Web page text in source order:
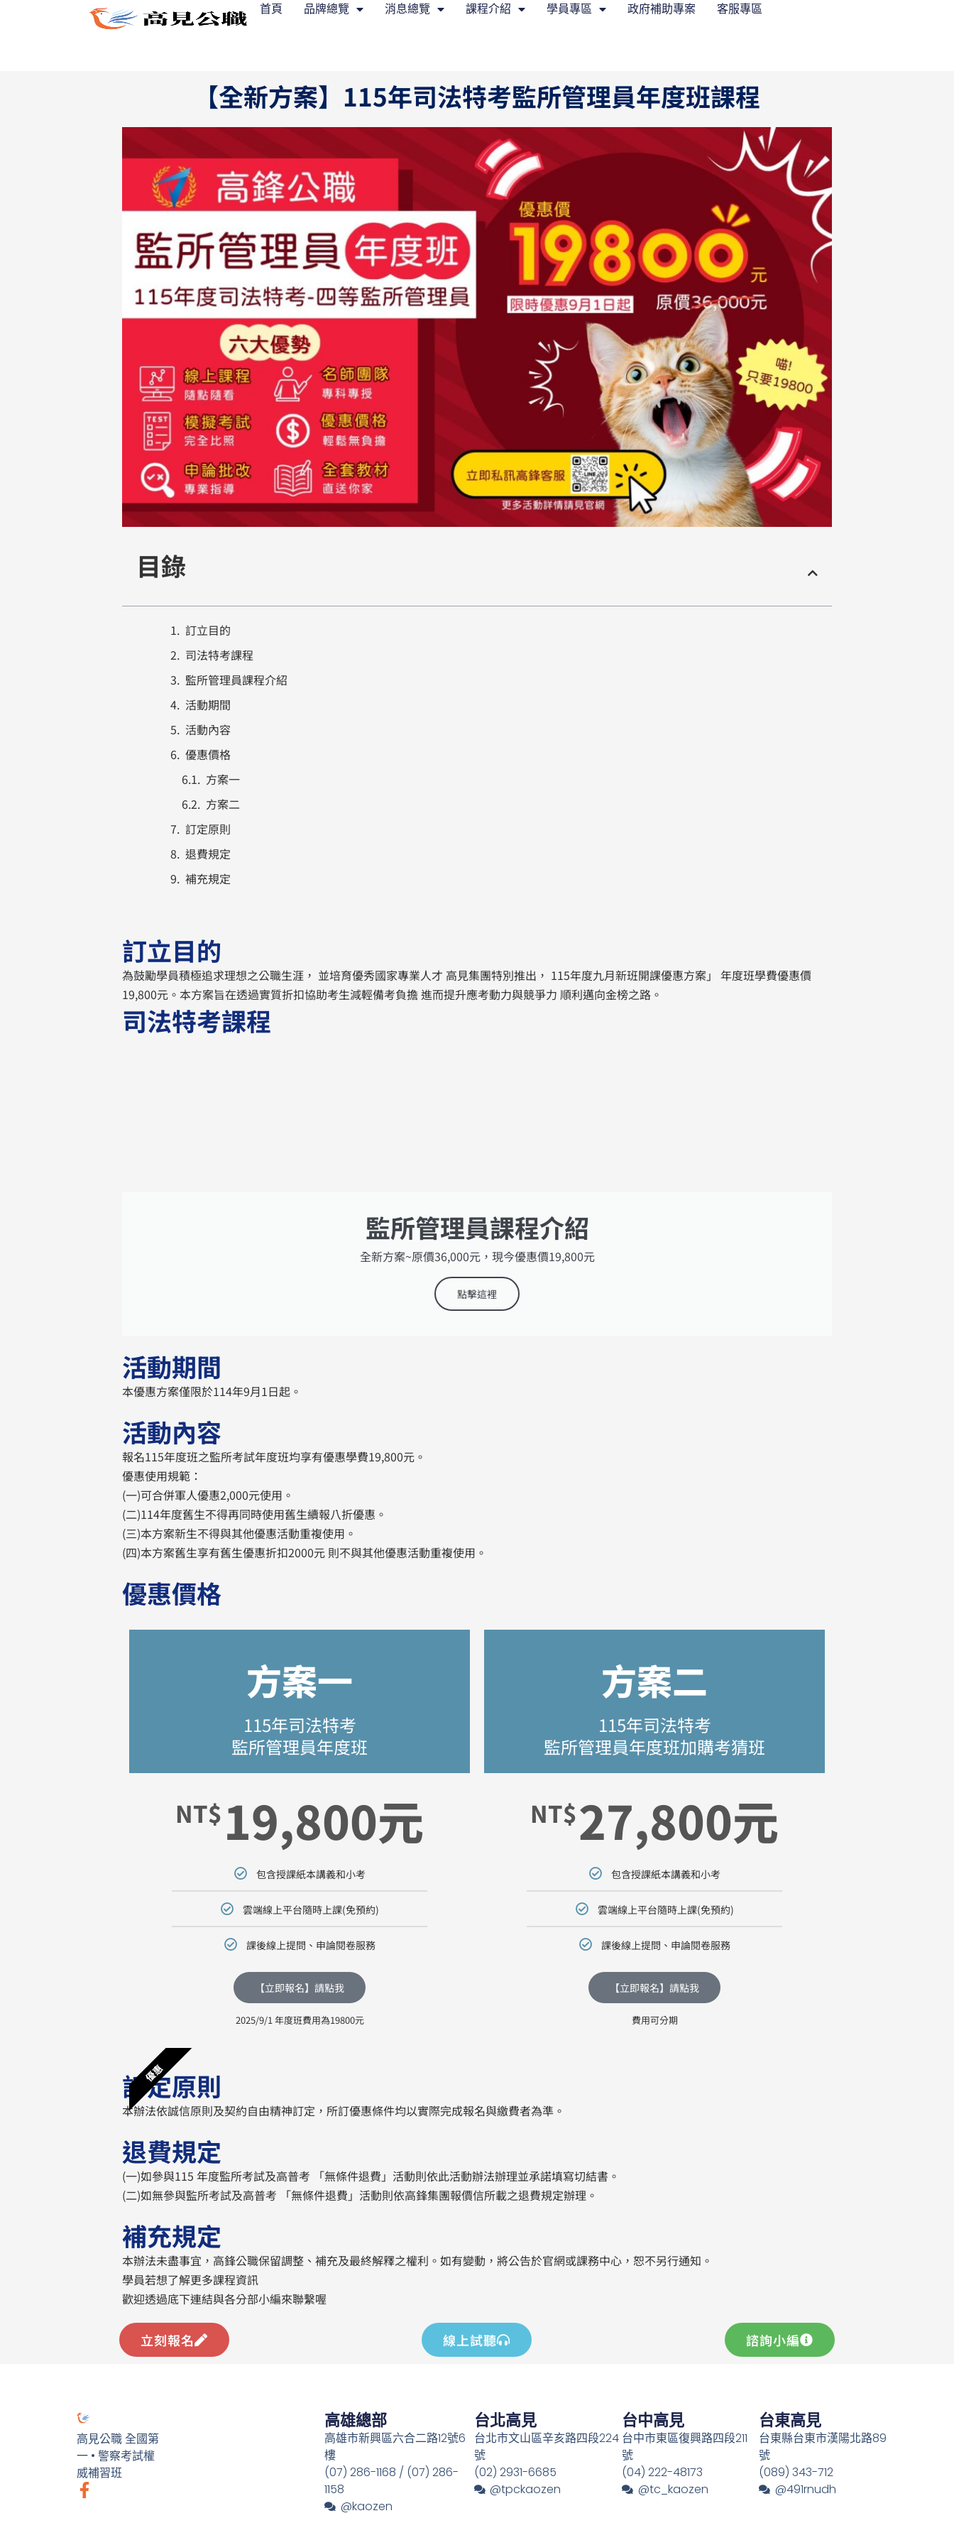
首頁 品牌總覽 消息總覽 課程介紹 學員專區 政府補助專案 客服專區
【全新方案】115年司法特考監所管理員年度班課程
目錄
訂立目的
司法特考課程
監所管理員課程介紹
活動期間
活動內容
優惠價格
方案一
方案二
訂定原則
退費規定
補充規定
訂立目的
為鼓勵學員積極追求理想之公職生涯， 並培育優秀國家專業人才 高見集團特別推出， 115年度九月新班開課優惠方案」 年度班學費優惠價
19,800元。本方案旨在透過實質折扣協助考生減輕備考負擔 進而提升應考動力與競爭力 順利邁向金榜之路。
司法特考課程
監所管理員課程介紹
全新方案~原價36,000元，現今優惠價19,800元
點擊這裡
活動期間
本優惠方案僅限於114年9月1日起。
活動內容
報名115年度班之監所考試年度班均享有優惠學費19,800元。
優惠使用規範：
(一)可合併軍人優惠2,000元使用。
(二)114年度舊生不得再同時使用舊生續報八折優惠。
(三)本方案新生不得與其他優惠活動重複使用。
(四)本方案舊生享有舊生優惠折扣2000元 則不與其他優惠活動重複使用。
優惠價格
方案一
115年司法特考
監所管理員年度班
NT$19,800元
包含授課紙本講義和小考
雲端線上平台隨時上課(免預約)
課後線上提問、申論閱卷服務
【立即報名】請點我
2025/9/1 年度班費用為19800元
優惠
方案二
115年司法特考
監所管理員年度班加購考猜班
NT$27,800元
包含授課紙本講義和小考
雲端線上平台隨時上課(免預約)
課後線上提問、申論閱卷服務
【立即報名】請點我
費用可分期
訂定原則
本辦法依誠信原則及契約自由精神訂定，所訂優惠條件均以實際完成報名與繳費者為準。
退費規定
(一)如參與115 年度監所考試及高普考 「無條件退費」活動則依此活動辦法辦理並承諾填寫切結書。
(二)如無參與監所考試及高普考 「無條件退費」活動則依高鋒集團報價信所載之退費規定辦理。
補充規定
本辦法未盡事宜，高鋒公職保留調整、補充及最終解釋之權利。如有變動，將公告於官網或課務中心，恕不另行通知。
學員若想了解更多課程資訊
歡迎透過底下連結與各分部小編來聯繫喔
立刻報名 線上試聽 諮詢小編
高見公職 全國第
一 • 警察考試權
威補習班
F
a
高雄總部
高雄市新興區六合二路12號6
樓
(07) 286-1168 / (07) 286-
1158
@kaozen
台北高見
台北市文山區辛亥路四段224
號
(02) 2931-6685
@tpckaozen
台中高見
台中市東區復興路四段211
號
(04) 222-48173
@tc_kaozen
台東高見
台東縣台東市漢陽北路89
號
(089) 343-712
@491rnudh